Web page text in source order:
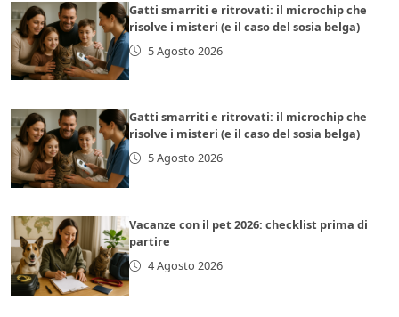
Gatti smarriti e ritrovati: il microchip che
risolve i misteri (e il caso del sosia belga)
5 Agosto 2026
Gatti smarriti e ritrovati: il microchip che
risolve i misteri (e il caso del sosia belga)
5 Agosto 2026
Vacanze con il pet 2026: checklist prima di
partire
4 Agosto 2026